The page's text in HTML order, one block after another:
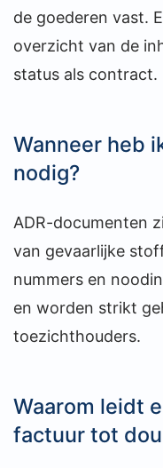
de goederen vast.
overzicht van de
status als contract.
Wanneer heb
nodig?
ADR-documenten
van gevaarlijke
nummers en
en worden strikt
toezichthouders.
Waarom leidt
factuur tot